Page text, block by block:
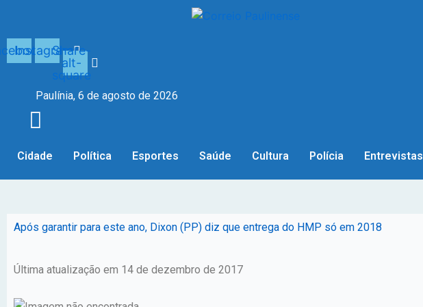
conteúdo
Instagram
Share-
alt-
square
Paulínia, 6 de agosto de 2026
Cidade Política Esportes Saúde Cultura Polícia Entrevistas
Após garantir para este ano, Dixon (PP) diz que entrega do HMP só em 2018
Última atualização em 14 de dezembro de 2017